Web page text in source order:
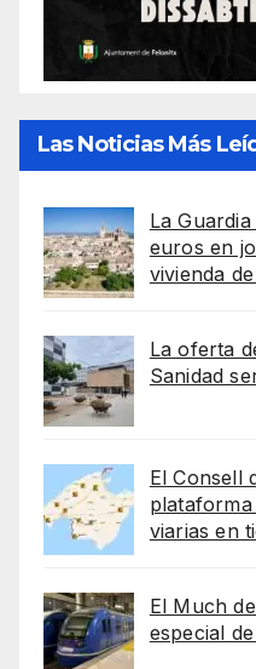
Las Noticias Más
La
euros en
vivienda
La oferta
Sanidad
El Consell
plataforma
viarias en
El Much
especial